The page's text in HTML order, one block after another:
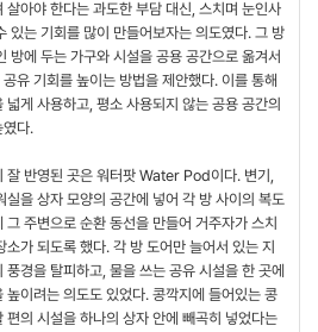
살아야 한다는 과도한 부담 대신, 스치며 눈인사
있는 기회를 많이 만들어보자는 의도였다. 그 방
방에 두는 가구와 시설을 공용 공간으로 옮겨서
유 기회를 높이는 방법을 제안했다. 이를 통해
넓게 사용하고, 평소 사용되지 않는 공용 공간의
였다.
잘 반영된 곳은 워터팟 Water Pod이다. 변기,
실을 상자 모양의 공간에 넣어 각 방 사이의 복도
그 주변으로 순환 동선을 만들어 거주자가 스치
소가 되도록 했다. 각 방 도어만 늘어서 있는 지
풍경을 탈피하고, 물을 쓰는 공유 시설을 한 곳에
높이려는 의도도 있었다. 콩깍지에 들어있는 콩
편의 시설을 하나의 상자 안에 빼곡히 넣었다는